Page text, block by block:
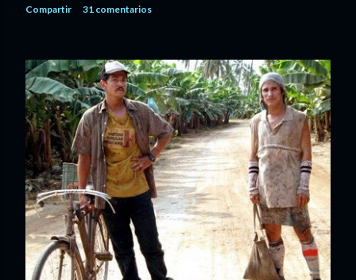
Compartir 31 comentarios